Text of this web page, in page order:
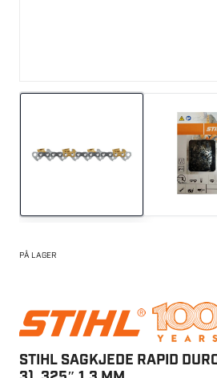
PÅ LAGER
STIHL SAGKJEDE RAPID